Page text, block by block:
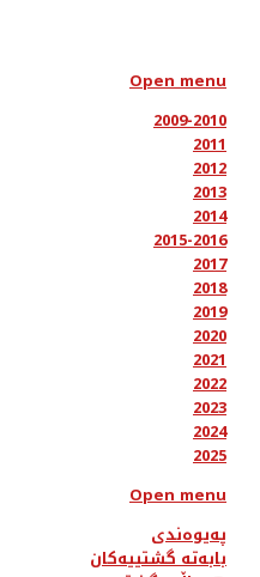
Open menu
2009-2010
2011
2012
2013
2014
2015-2016
2017
2018
2019
2020
2021
2022
2023
2024
2025
Open menu
پەیوەندی
بابەتە گشتییەکان